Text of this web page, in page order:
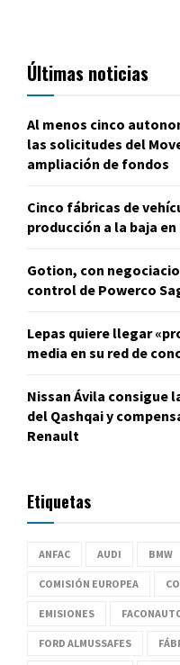
Últimas noticias
Al menos cinco
las solicitudes del
ampliación de fondos
Cinco fábricas de
producción a la baja en
Gotion, con
control de Powerco
Lepas quiere llegar
media en su red de
Nissan Ávila consigue
del Qashqai y
Renault
Etiquetas
ANFAC AUDI BMW
COMISIÓN EUROPEA
EMISIONES
FORD ALMUSSAFES